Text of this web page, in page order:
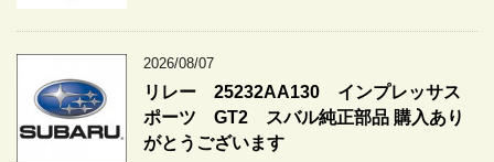
2026/08/07
リレー 25232AA130 インプレッサス
ポーツ GT2 スバル純正部品 購入あり
がとうございます